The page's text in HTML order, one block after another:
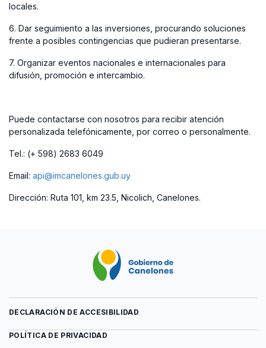
locales.
6. Dar seguimiento a las inversiones, procurando soluciones
frente a posibles contingencias que pudieran presentarse.
7. Organizar eventos nacionales e internacionales para
difusión, promoción e intercambio.
Puede contactarse con nosotros para recibir atención
personalizada telefónicamente, por correo o personalmente.
Tel.: (+ 598) 2683 6049
Email: api@imcanelones.gub.uy
Dirección: Ruta 101, km 23.5, Nicolich, Canelones.
DECLARACIÓN DE ACCESIBILIDAD
POLÍTICA DE PRIVACIDAD